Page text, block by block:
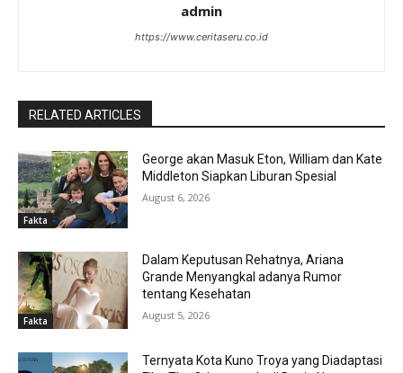
admin
https://www.ceritaseru.co.id
RELATED ARTICLES
Fakta
George akan Masuk Eton, William dan Kate
Middleton Siapkan Liburan Spesial
August 6, 2026
Fakta
Dalam Keputusan Rehatnya, Ariana
Grande Menyangkal adanya Rumor
tentang Kesehatan
August 5, 2026
Ternyata Kota Kuno Troya yang Diadaptasi